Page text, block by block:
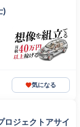
)
気になる
ロジェクトアサイ